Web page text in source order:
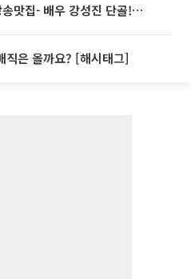
'2TV 생생정보' 오늘방송맛집- 배우 강성진 단골! 쌀국수ㆍ푸팟퐁 커리 맛집 '블○○○'
은 올까요? [해시태그]